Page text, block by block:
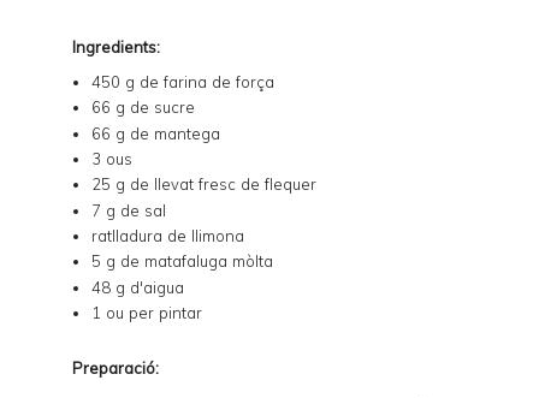
Ingredients:
450 g de farina de força
66 g de sucre
66 g de mantega
3 ous
25 g de llevat fresc de flequer
7 g de sal
ratlladura de llimona
5 g de matafaluga mòlta
48 g d'aigua
1 ou per pintar
Preparació: